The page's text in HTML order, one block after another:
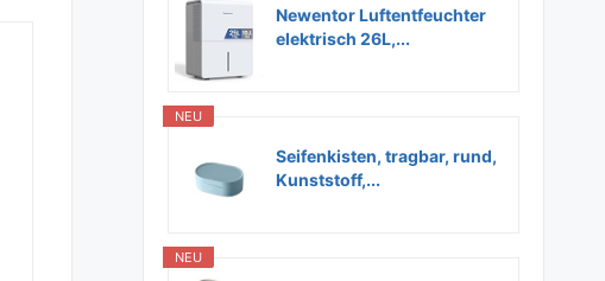
Newentor Luftentfeuchter
elektrisch 26L,...
NEU
Seifenkisten, tragbar, rund,
Kunststoff,...
NEU